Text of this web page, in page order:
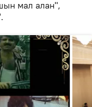
мал алан",